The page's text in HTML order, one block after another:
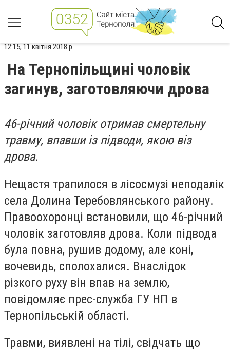
12:15, 11 квітня 2018 р.
На Тернопільщині чоловік
загинув, заготовляючи дрова
46-річний чоловік отримав смертельну
травму, впавши із підводи, якою віз
дрова.
Нещастя трапилося в лісосмузі неподалік
села Долина Теребовлянського району.
Правоохоронці встановили, що 46-річний
чоловік заготовляв дрова. Коли підвода
була повна, рушив додому, але коні,
вочевидь, сполохалися. Внаслідок
різкого руху він впав на землю,
повідомляє прес-служба ГУ НП в
Тернопільській області.
Травми, виявлені на тілі, свідчать що